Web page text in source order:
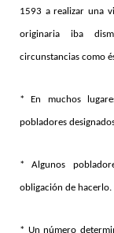
1593 a realizar una
originaria iba
circunstancias como
* En muchos
pobladores
* Algunos
obligación de hacerlo.
* Un número